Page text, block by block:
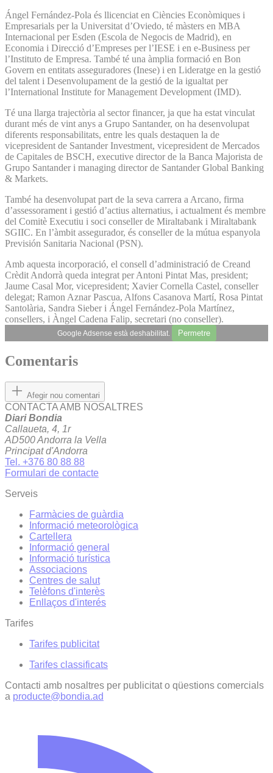
Ángel Fernández-Pola és llicenciat en Ciències Econòmiques i
Empresarials per la Universitat d’Oviedo, té màsters en MBA
Internacional per Esden (Escola de Negocis de Madrid), en
Economia i Direcció d’Empreses per l’IESE i en e-Business per
l’Instituto de Empresa. També té una àmplia formació en Bon
Govern en entitats asseguradores (Inese) i en Lideratge en la gestió
del talent i Desenvolupament de la gestió de la igualtat per
l’International Institute for Management Development (IMD).
Té una llarga trajectòria al sector financer, ja que ha estat vinculat
durant més de vint anys a Grupo Santander, on ha desenvolupat
diferents responsabilitats, entre les quals destaquen la de
vicepresident de Santander Investment, vicepresident de Mercados
de Capitales de BSCH, executive director de la Banca Majorista de
Grupo Santander i managing director de Santander Global Banking
& Markets.
També ha desenvolupat part de la seva carrera a Arcano, firma
d’assessorament i gestió d’actius alternatius, i actualment és membre
del Comitè Executiu i soci conseller de Miraltabank i Miraltabank
SGIIC. En l’àmbit assegurador, és conseller de la mútua espanyola
Previsión Sanitaria Nacional (PSN).
Amb aquesta incorporació, el consell d’administració de Creand
Crèdit Andorrà queda integrat per Antoni Pintat Mas, president;
Jaume Casal Mor, vicepresident; Xavier Cornella Castel, conseller
delegat; Ramon Aznar Pascua, Alfons Casanova Martí, Rosa Pintat
Santolària, Sandra Sieber i Ángel Fernández-Pola Martínez,
consellers, i Àngel Cadena Falip, secretari (no conseller).
Google Adsense està deshabilitat. Permetre
Comentaris
Afegir nou comentari
CONTACTA AMB NOSALTRES
Diari Bondia
Callaueta, 4, 1r
AD500 Andorra la Vella
Principat d'Andorra
Tel. +376 80 88 88
Formulari de contacte
Serveis
Farmàcies de guàrdia
Informació meteorològica
Cartellera
Informació general
Informació turística
Associacions
Centres de salut
Telèfons d'interès
Enllaços d'interés
Tarifes
Tarifes publicitat
Tarifes classificats
Contacti amb nosaltres per publicitat o qüestions comercials
a producte@bondia.ad